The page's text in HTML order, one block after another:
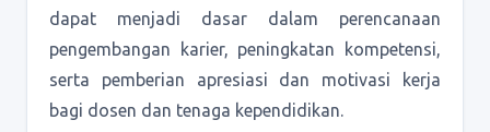
dapat menjadi dasar dalam perencanaan
pengembangan karier, peningkatan kompetensi,
serta pemberian apresiasi dan motivasi kerja
bagi dosen dan tenaga kependidikan.